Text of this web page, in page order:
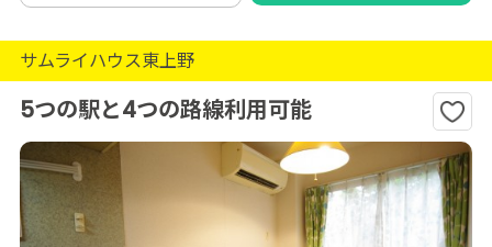
サムライハウス東上野
5つの駅と4つの路線利用可能